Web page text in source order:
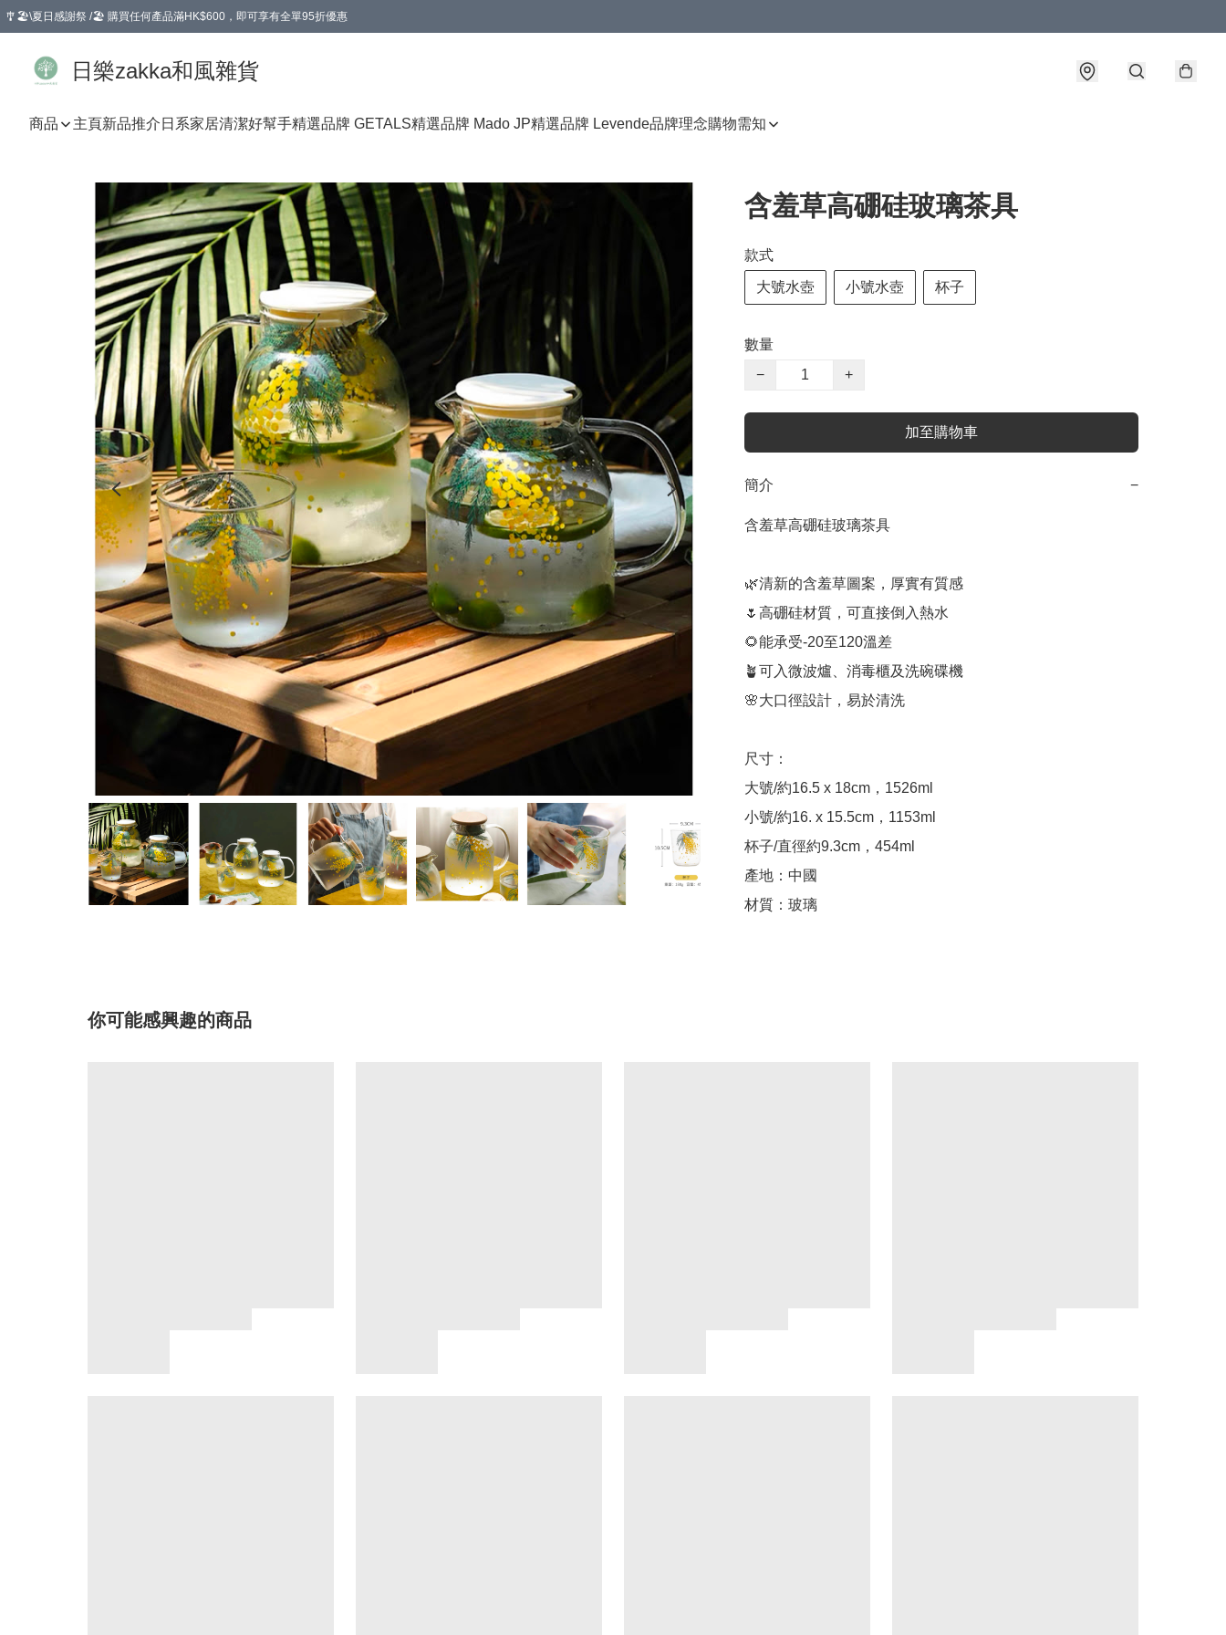
🎐🏖️\夏日感謝祭 /🏖️ 購買任何產品滿HK$600，即可享有全單95折優惠
日樂zakka和風雜貨
商品 主頁新品推介 日系家居清潔好幫手精選品牌 GETALS精選品牌 Mado JP精選品牌 Levende品牌理念購物需知
含羞草高硼硅玻璃茶具
款式
大號水壺 小號水壺 杯子
數量
−
+
加至購物車
簡介 −
含羞草高硼硅玻璃茶具
🌿清新的含羞草圖案，厚實有質感
🌷高硼硅材質，可直接倒入熱水
🌻能承受-20至120溫差
🪴可入微波爐、消毒櫃及洗碗碟機
🌸大口徑設計，易於清洗
尺寸：
大號/約16.5 x 18cm，1526ml
小號/約16. x 15.5cm，1153ml
杯子/直徑約9.3cm，454ml
產地：中國
材質：玻璃
你可能感興趣的商品